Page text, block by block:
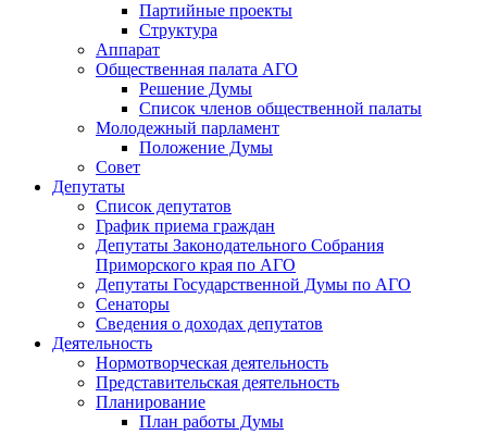
Партийные проекты
Структура
Аппарат
Общественная палата АГО
Решение Думы
Список членов общественной палаты
Молодежный парламент
Положение Думы
Совет
Депутаты
Список депутатов
График приема граждан
Депутаты Законодательного Собрания
Приморского края по АГО
Депутаты Государственной Думы по АГО
Сенаторы
Сведения о доходах депутатов
Деятельность
Нормотворческая деятельность
Представительская деятельность
Планирование
План работы Думы